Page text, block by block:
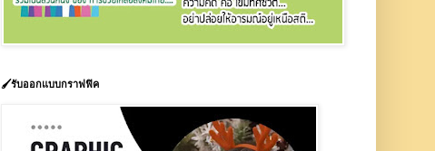
🖌️รับออกแบบกราฟฟิค